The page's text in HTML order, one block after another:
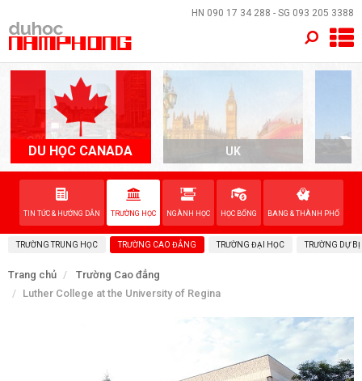
HN 090 17 34 288 - SG 093 205 3388
DU HỌC CANADA UK
TIN TỨC & HƯỚNG DẪN TRƯỜNG HỌC NGÀNH HỌC HỌC BỔNG BANG & THÀNH PHỐ
TRƯỜNG TRUNG HỌC TRƯỜNG CAO ĐẲNG TRƯỜNG ĐẠI HỌC TRƯỜNG DỰ BỊ
Trang chủ
Trường Cao đẳng
Luther College at the University of Regina
×
TRANG CHỦ
QUỐC GIA
EVENTS
DỊCH VỤ
VỀ NAM PHONG